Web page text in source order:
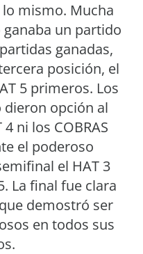
lo mismo. Mucha
un partido
ganadas,
posición, el
5 primeros. Los
dieron opción al
4 ni los COBRAS
el poderoso
el HAT 3
La final fue clara
demostró ser
en todos sus